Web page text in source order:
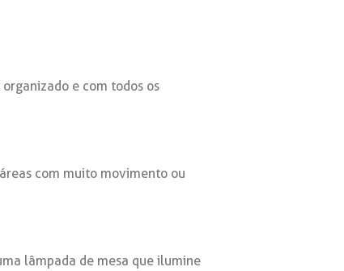
e com todos os
com muito movimento ou
lâmpada de mesa que ilumine